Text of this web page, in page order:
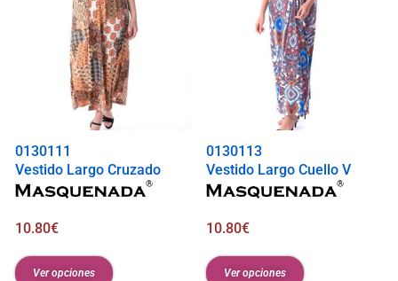
0130111
Vestido Largo Cruzado
10.80€
Ver opciones
0130113
Vestido Largo Cuello V
10.80€
Ver opciones